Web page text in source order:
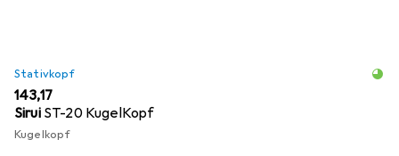
Stativkopf
EUR
143,17
Sirui ST-20 KugelKopf
Kugelkopf